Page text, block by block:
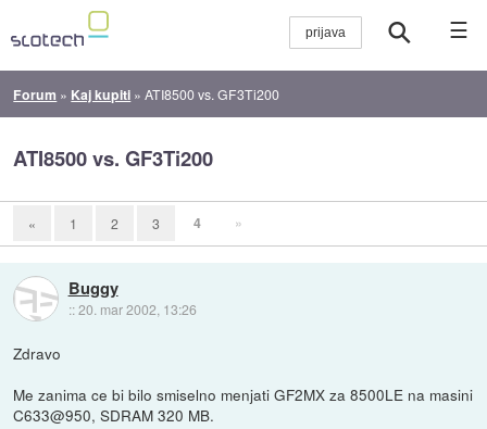
☰
Forum » Kaj kupiti »ATI8500 vs. GF3Ti200
ATI8500 vs. GF3Ti200
« 1 2 3 4 »
Buggy
::20. mar 2002, 13:26
Zdravo
Me zanima ce bi bilo smiselno menjati GF2MX za 8500LE na masini
C633@950, SDRAM 320 MB.